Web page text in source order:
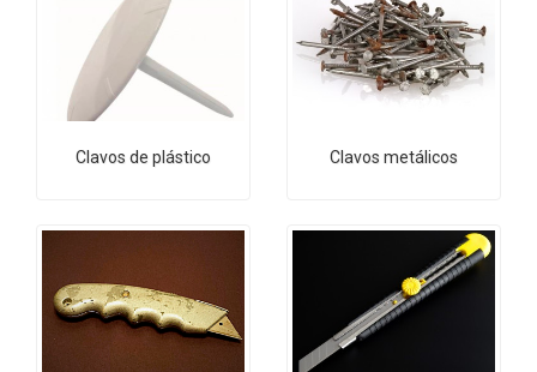
Clavos de plástico Clavos metálicos